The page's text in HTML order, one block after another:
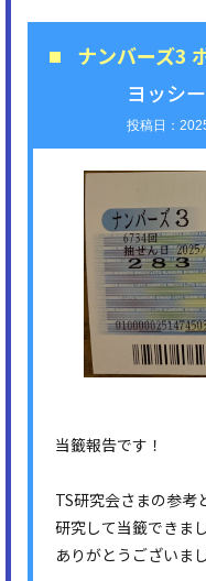
ナンバーズ3
ヨッシー
当籤報告です！
TS研究会さまの参考
研究して当籤できま
ありがとうございま